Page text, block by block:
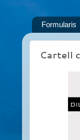
Formularis
Cartell